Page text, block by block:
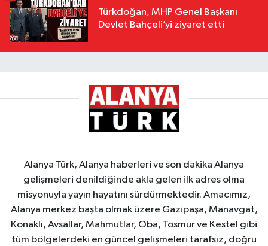
Türkdoğan, MHP Genel Başkanı
Devlet Bahçeli’yi ziyaret etti
Alanya Türk, Alanya haberleri ve son dakika Alanya
gelişmeleri denildiğinde akla gelen ilk adres olma
misyonuyla yayın hayatını sürdürmektedir. Amacımız,
Alanya merkez başta olmak üzere Gazipaşa, Manavgat,
Konaklı, Avsallar, Mahmutlar, Oba, Tosmur ve Kestel gibi
tüm bölgelerdeki en güncel gelişmeleri tarafsız, doğru